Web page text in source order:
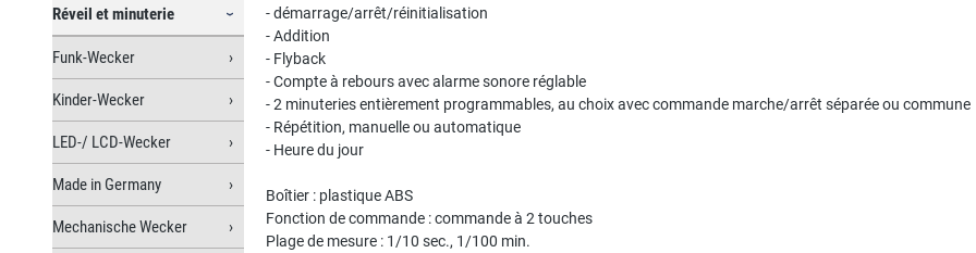
Réveil et minuterie
Funk-Wecker
Kinder-Wecker
LED-/ LCD-Wecker
Made in Germany
Mechanische Wecker
- démarrage/arrêt/réinitialisation
- Addition
- Flyback
- Compte à rebours avec alarme sonore réglable
- 2 minuteries entièrement programmables, au choix avec commande marche/arrêt séparée ou commune
- Répétition, manuelle ou automatique
- Heure du jour
Boîtier : plastique ABS
Fonction de commande : commande à 2 touches
Plage de mesure : 1/10 sec., 1/100 min.